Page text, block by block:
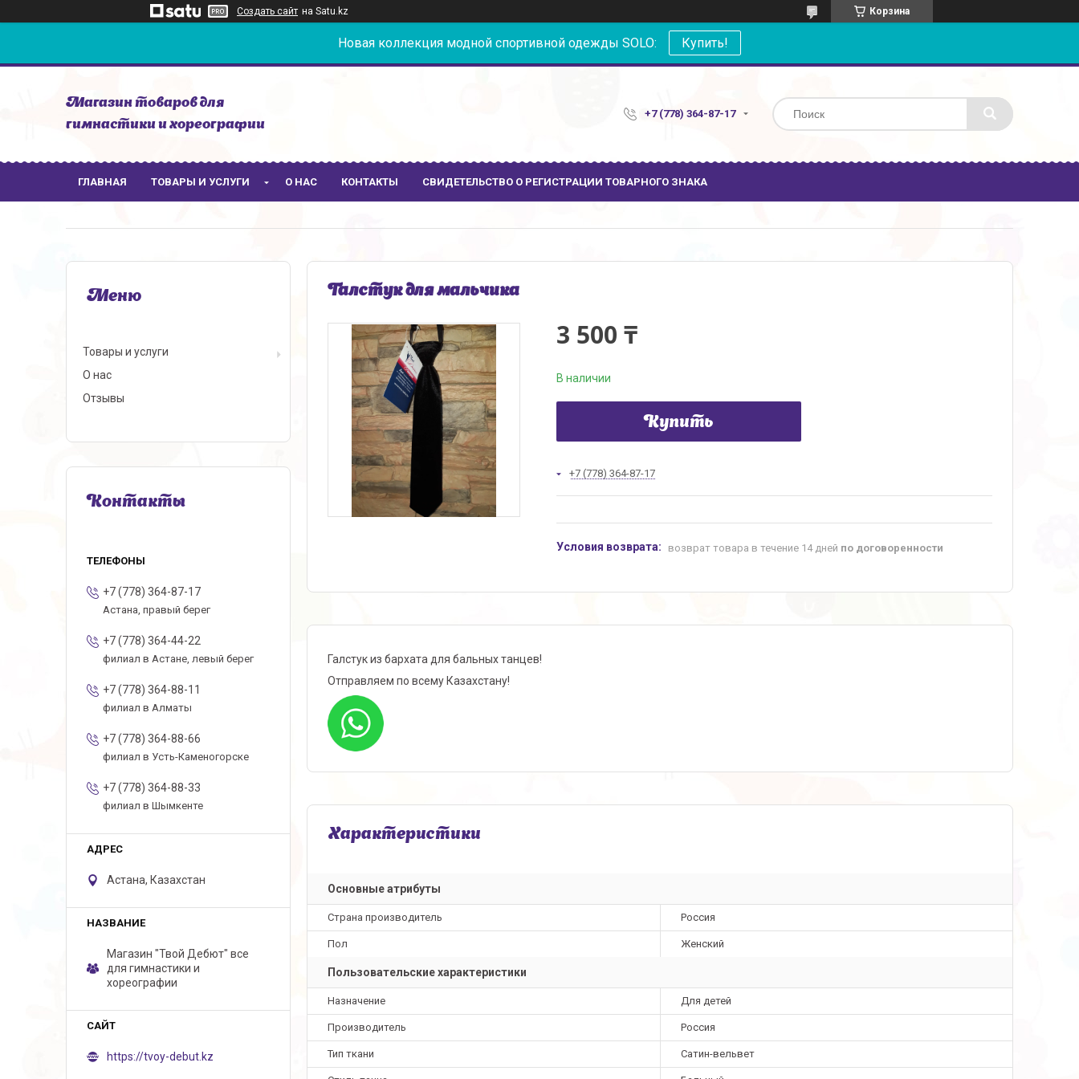
Создать сайт на Satu.kz Корзина
Новая коллекция модной спортивной одежды SOLO: Купить!
Магазин товаров для
гимнастики и хореографии
+7 (778) 364-87-17
ГЛАВНАЯ ТОВАРЫ И УСЛУГИ О НАС КОНТАКТЫ СВИДЕТЕЛЬСТВО О РЕГИСТРАЦИИ ТОВАРНОГО ЗНАКА
Галстук для мальчика
3 500 ₸
В наличии
Купить
+7 (778) 364-87-17
возврат товара в течение 14 дней по договоренности
Галстук из бархата для бальных танцев!
Отправляем по всему Казахстану!
Характеристики
Основные атрибуты
Страна производитель Россия
Пол Женский
Пользовательские характеристики
Назначение Для детей
Производитель Россия
Тип ткани Сатин-вельвет
Товары и услуги
О нас
Отзывы
Контакты
+7 (778) 364-87-17
Астана, правый берег
+7 (778) 364-44-22
филиал в Астане, левый берег
+7 (778) 364-88-11
филиал в Алматы
+7 (778) 364-88-66
филиал в Усть-Каменогорске
+7 (778) 364-88-33
филиал в Шымкенте
Астана, Казахстан
Магазин "Твой Дебют" все
для гимнастики и
хореографии
https://tvoy-debut.kz